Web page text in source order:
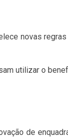
novas
utilizar o
de